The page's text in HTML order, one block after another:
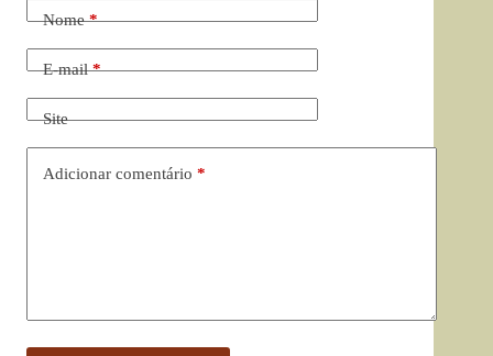
Nome*
E-mail*
Site
Adicionar comentário *